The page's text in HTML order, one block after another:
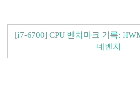
[i7-6700] CPU 벤치마크 기록:
네벤치